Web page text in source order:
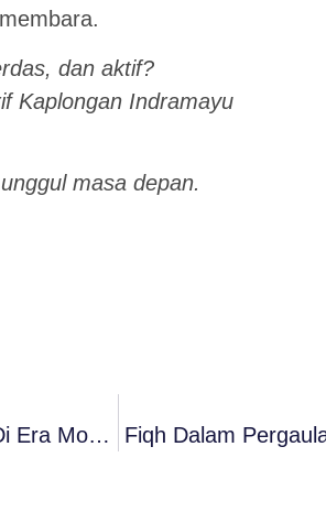
dan aktif?
Kaplongan Indramayu
masa depan.
Fiqh Menjawab Tantangan Umat Islam Yang Sibuk Di Era Modern Fiqh Dalam